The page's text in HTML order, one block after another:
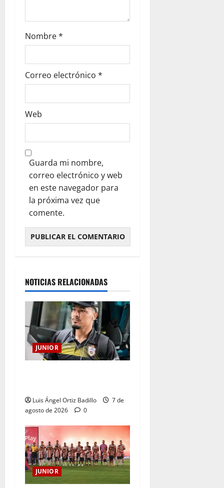
Nombre*
Correo electrónico *
Web
Guarda mi nombre,
correo electrónico y web
en este navegador para
la próxima vez que
comente.
NOTICIAS RELACIONADAS
JUNIOR
Luis Ángel Ortiz Badillo
7 de
agosto de 2026
0
JUNIOR